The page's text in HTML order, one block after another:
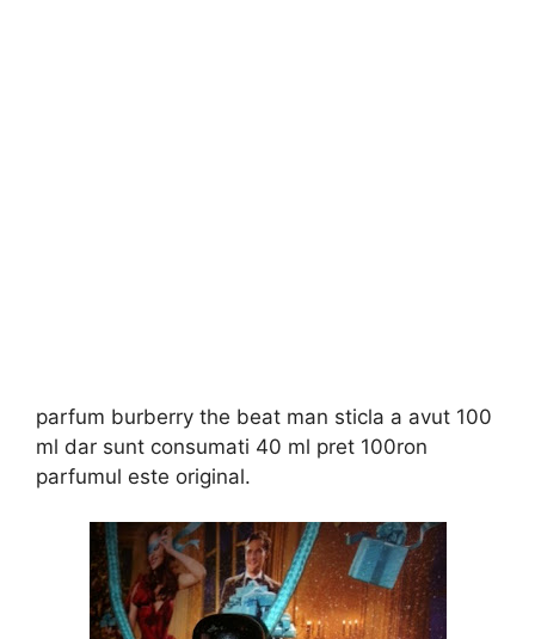
parfum burberry the beat man sticla a avut 100
ml dar sunt consumati 40 ml pret 100ron
parfumul este original.